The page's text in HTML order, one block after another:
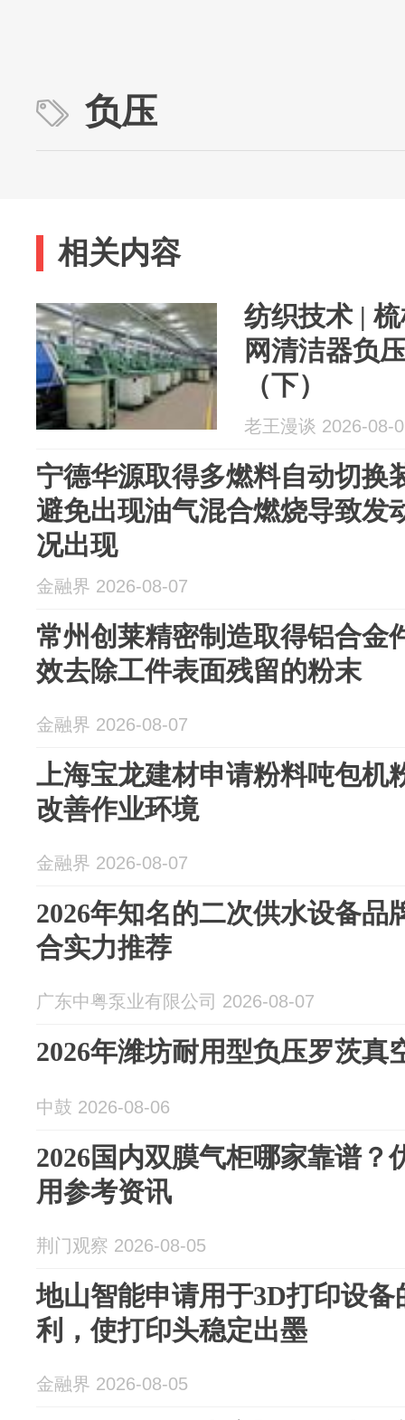
负压
相关内容
纺织技术 |
网清洁器负
（下）
老王漫谈 2026-08-
宁德华源取得多燃料自动切换
避免出现油气混合燃烧导致发
况出现
金融界 2026-08-07
常州创莱精密制造取得铝合金
效去除工件表面残留的粉末
金融界 2026-08-07
上海宝龙建材申请粉料吨包机
改善作业环境
金融界 2026-08-07
2026年知名的二次供水设备品
合实力推荐
广东中粤泵业有限公司 2026-08-07
2026年潍坊耐用型负压罗茨真
中鼓 2026-08-06
2026国内双膜气柜哪家靠谱？
用参考资讯
荆门观察 2026-08-05
地山智能申请用于3D打印设
利，使打印头稳定出墨
金融界 2026-08-05